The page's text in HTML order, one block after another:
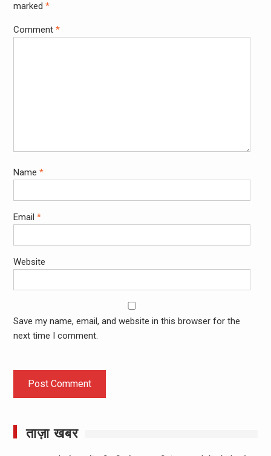
marked *
Comment *
Name *
Email *
Website
Save my name, email, and website in this browser for the
next time I comment.
ताज़ा खबर